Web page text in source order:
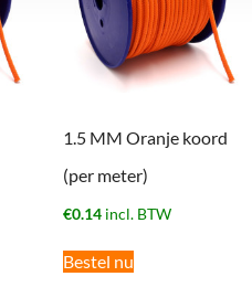
1.5 MM Oranje koord
(per meter)
€0.14 incl. BTW
Bestel nu